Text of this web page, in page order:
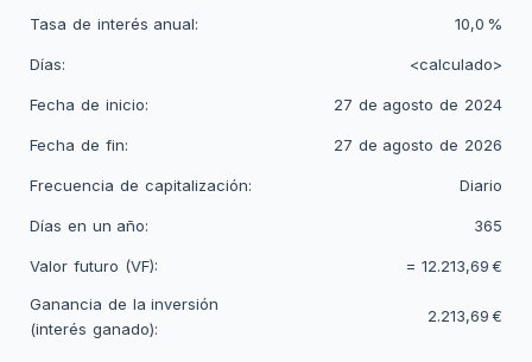
Tasa de interés anual: 10,0 %
Días: <calculado>
Fecha de inicio: 27 de agosto de 2024
Fecha de fin: 27 de agosto de 2026
Frecuencia de capitalización: Diario
Días en un año: 365
Valor futuro (VF): = 12.213,69 €
Ganancia de la inversión
(interés ganado):
2.213,69 €